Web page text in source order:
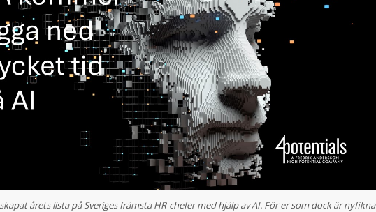
årets lista på Sveriges främsta HR-chefer med hjälp av AI. För er som dock är nyfikna